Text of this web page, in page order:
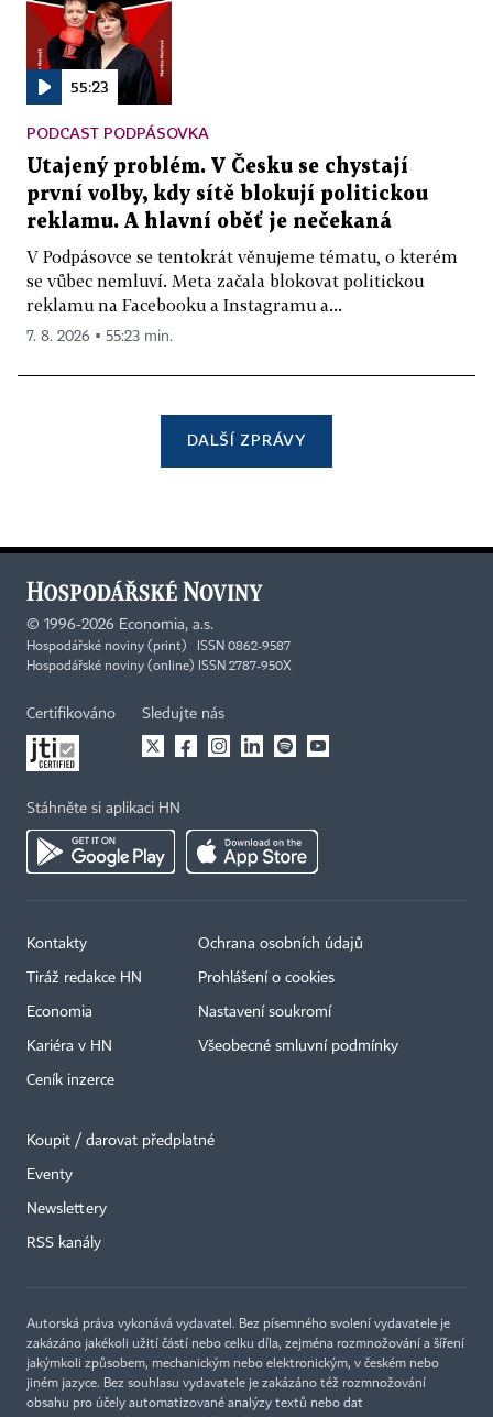
55:23
PODCAST PODPÁSOVKA
Utajený problém. V Česku se chystají
první volby, kdy sítě blokují politickou
reklamu. A hlavní oběť je nečekaná
V Podpásovce se tentokrát věnujeme tématu, o kterém
se vůbec nemluví. Meta začala blokovat politickou
reklamu na Facebooku a Instagramu a...
7. 8. 2026 ▪ 55:23 min.
DALŠÍ ZPRÁVY
© 1996-2026 Economia, a.s.
Hospodářské noviny (print) ISSN 0862-9587
Hospodářské noviny (online) ISSN 2787-950X
Certifikováno Sledujte nás
Stáhněte si aplikaci HN
Kontakty
Tiráž redakce HN
Economia
Kariéra v HN
Ceník inzerce
Ochrana osobních údajů
Prohlášení o cookies
Nastavení soukromí
Všeobecné smluvní podmínky
Koupit / darovat předplatné
Eventy
Newslettery
RSS kanály
Autorská práva vykonává vydavatel. Bez písemného svolení vydavatele je
zakázáno jakékoli užití částí nebo celku díla, zejména rozmnožování a šíření
jakýmkoli způsobem, mechanickým nebo elektronickým, v českém nebo
jiném jazyce. Bez souhlasu vydavatele je zakázáno též rozmnožování
obsahu pro účely automatizované analýzy textů nebo dat